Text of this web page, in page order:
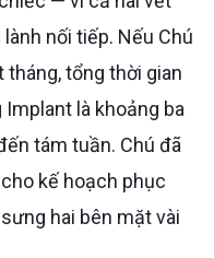
nối tiếp. Nếu Chú
tổng thời gian
là khoảng ba
tám tuần. Chú đã
kế hoạch phục
hai bên mặt vài